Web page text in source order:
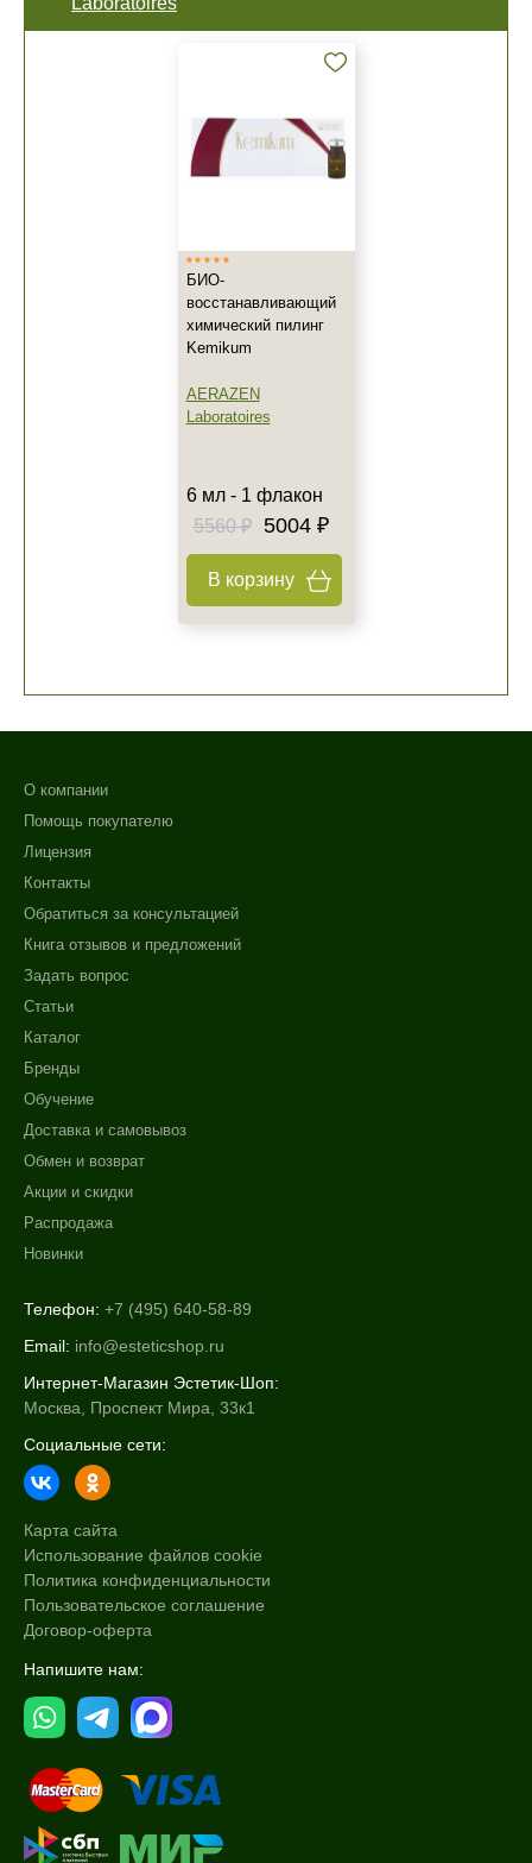
БИО-
восстанавливающий
химический пилинг
Kemikum
AERAZEN
Laboratoires
6 мл - 1 флакон
5560 ₽
5004 ₽
В корзину
О компании
Помощь покупателю
Лицензия
Контакты
Обратиться за консультацией
Книга отзывов и предложений
Задать вопрос
Статьи
Каталог
Бренды
Обучение
Доставка и самовывоз
Обмен и возврат
Акции и скидки
Распродажа
Новинки
Телефон: +7 (495) 640-58-89
Email: info@esteticshop.ru
Интернет-Магазин Эстетик-Шоп:
Москва, Проспект Мира, 33к1
Социальные сети:
Карта сайта
Использование файлов cookie
Политика конфиденциальности
Пользовательское соглашение
Договор-оферта
Напишите нам: